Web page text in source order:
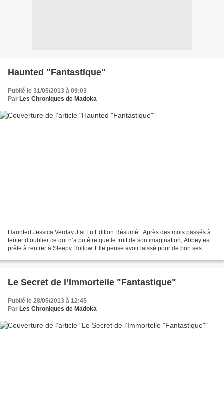
Haunted "Fantastique"
Publié le 31/05/2013 à 09:03
Par Les Chroniques de Madoka
Haunted Jessica Verday J’ai Lu Edition Résumé : Après des mois passés à
tenter d’oublier ce qui n’a pu être que le fruit de son imagination, Abbey est
prête à rentrer à Sleepy Hollow. Elle pense avoir laissé pour de bon ses
Le Secret de l’Immortelle "Fantastique"
Publié le 28/05/2013 à 12:45
Par Les Chroniques de Madoka